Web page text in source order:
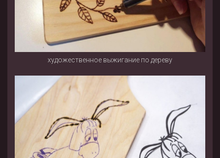
художественное выжигание по дереву